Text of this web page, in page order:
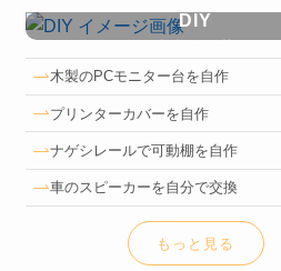
DIY
do it yourself
木製のPCモニター台を自作
プリンターカバーを自作
ナゲシレールで可動棚を自作
車のスピーカーを自分で交換
もっと見る